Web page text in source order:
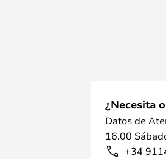
¿Necesita
Datos de
16.00
+34